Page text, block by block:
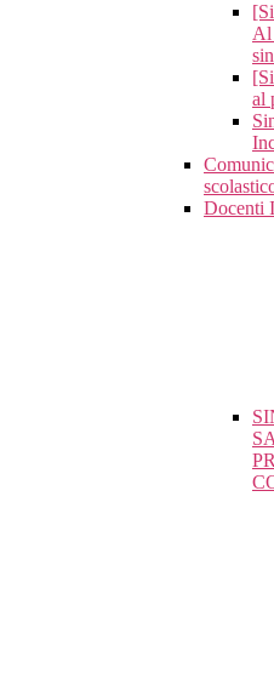
Al
al
Docenti